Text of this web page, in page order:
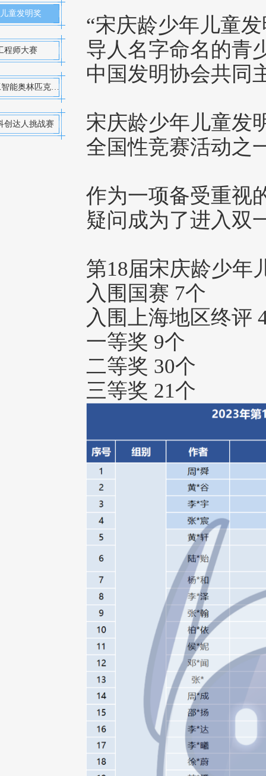
童发明奖
程师大赛
长三角青少年人工智能奥林匹克挑战赛
创达人挑战赛
“宋庆龄少年儿童
导人名字命名的青
中国发明协会共同
宋庆龄少年儿童发
全国性竞赛活动之
作为一项备受重视
疑问成为了进入双
第18届宋庆龄少年
入围国赛 7个
入围上海地区终评
一等奖 9个
二等奖 30个
三等奖 21个